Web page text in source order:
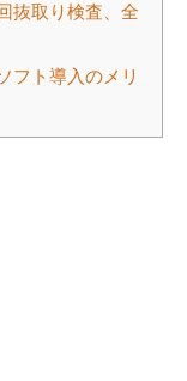
抜取り検査、全
フト導入のメリ